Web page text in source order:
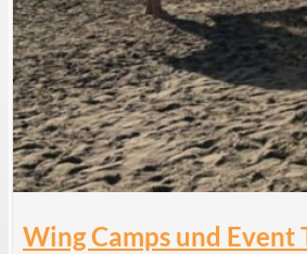
Wing Camps und Event